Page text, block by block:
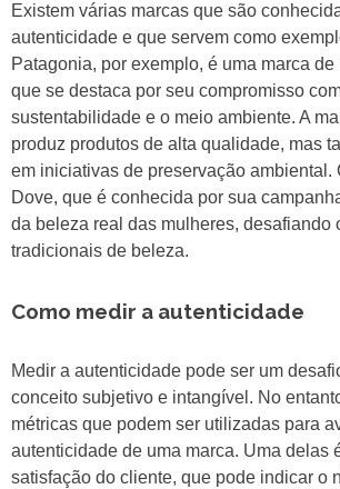
Existem várias marcas que são
autenticidade e que servem como
Patagonia, por exemplo, é uma marca
que se destaca por seu compromisso
sustentabilidade e o meio ambiente. A
produz produtos de alta qualidade, mas
em iniciativas de preservação ambiental.
Dove, que é conhecida por sua
da beleza real das mulheres, desafiando
tradicionais de beleza.
Como medir a autenticidade
Medir a autenticidade pode ser um
conceito subjetivo e intangível. No
métricas que podem ser utilizadas para
autenticidade de uma marca. Uma delas
satisfação do cliente, que pode indicar o